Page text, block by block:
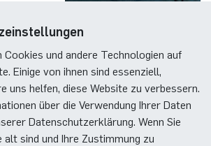
Cookies und andere Technologien auf
Einige von ihnen sind essenziell,
uns helfen, diese Website zu verbessern.
über die Verwendung Ihrer Daten
Datenschutzerklärung. Wenn Sie
sind und Ihre Zustimmung zu